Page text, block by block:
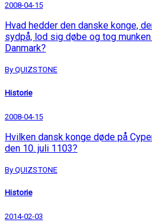
2008-04-15
Hvad hedder den danske konge,
sydpå, lod sig døbe og tog
Danmark?
By QUIZSTONE
Historie
2008-04-15
Hvilken dansk konge døde på
den 10. juli 1103?
By QUIZSTONE
Historie
2014-02-03